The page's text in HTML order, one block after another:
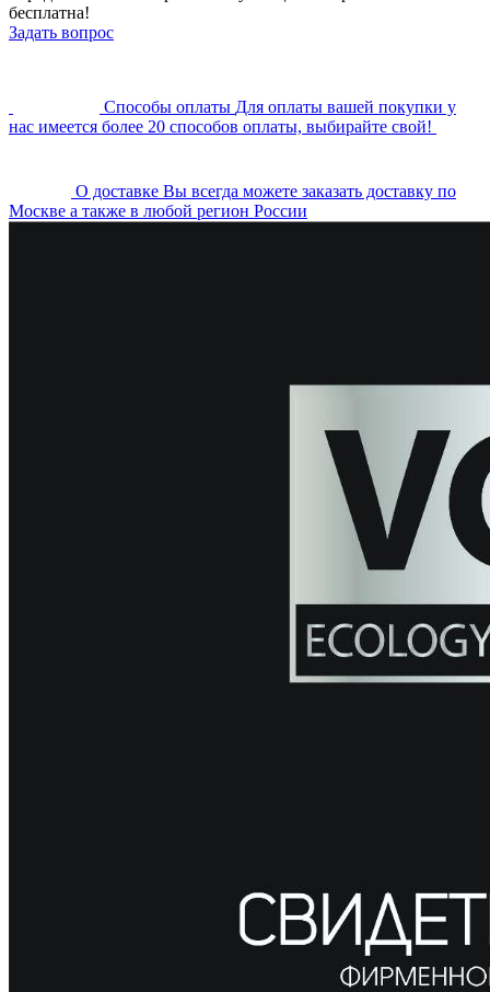
бесплатна!
Задать вопрос
Cпособы оплаты Для оплаты вашей покупки у
нас имеется более 20 способов оплаты, выбирайте свой!
О доставке Вы всегда можете заказать доставку по
Москве а также в любой регион России